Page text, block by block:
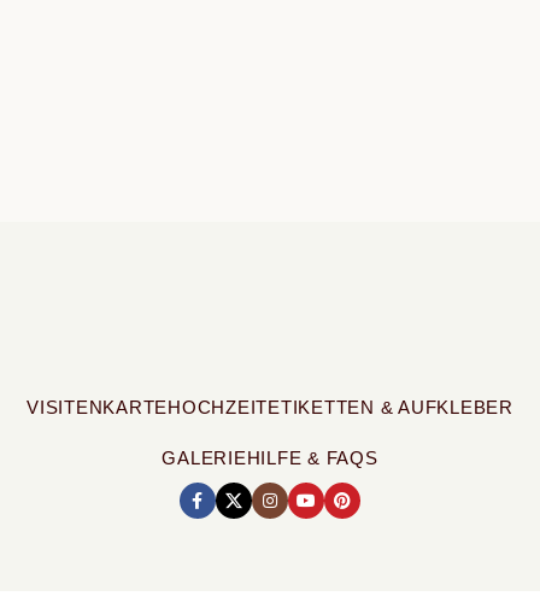
VISITENKARTEHOCHZEITETIKETTEN & AUFKLEBER
GALERIEHILFE & FAQS